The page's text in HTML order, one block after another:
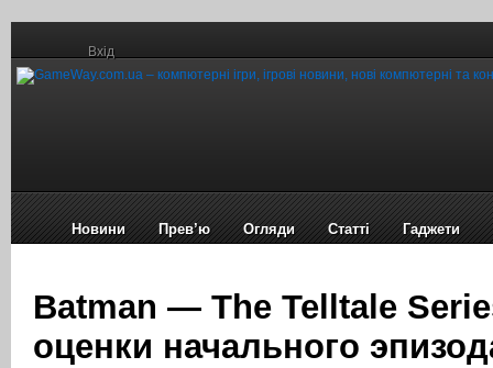
Вхід
Новини Прев’ю Огляди Статті Гаджети
Batman — The Telltale
оценки начального